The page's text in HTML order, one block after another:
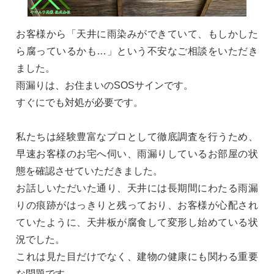
お客様から「天井に雨染みができていて、もしかした
ら腐っているかも…」という不安なご相談をいただき
ました。
雨漏りは、お住まいのSOSサインです。
すぐにでも対処が必要です。
私たちは経験豊富なプロとして徹底調査を行うため、
早速お客様のお宅へ伺い、雨漏りしているお部屋の状
態を確認させていただきました。
お話しいただいた通り、天井には長期間にわたる雨漏
りの痕跡がはっきりと残っており、お客様が心配され
ていたように、天井板が腐食して変形し始めている状
況でした。
これは見た目だけでなく、建物の健康にも関わる重要